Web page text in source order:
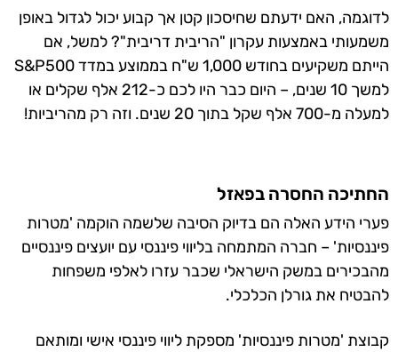
לדוגמה, האם ידעתם שחיסכון קטן אך קבוע יכול לגדול באופן
משמעותי באמצעות עקרון "הריבית דריבית"? למשל, אם
הייתם משקיעים בחודש 1,000 ש"ח בממוצע במדד S&P500
למשך 10 שנים, – היום כבר היו לכם כ-212 אלף שקלים או
למעלה מ-700 אלף שקל בתוך 20 שנים. וזה רק מהריביות!
החתיכה החסרה בפאזל
פערי הידע האלה הם בדיוק הסיבה שלשמה הוקמה 'מטרות
פיננסיות' – חברה המתמחה בליווי פיננסי עם יועצים פיננסיים
מהבכירים במשק הישראלי שכבר עזרו לאלפי משפחות
להבטיח את גורלן הכלכלי.
קבוצת 'מטרות פיננסיות' מספקת ליווי פיננסי אישי ומותאם